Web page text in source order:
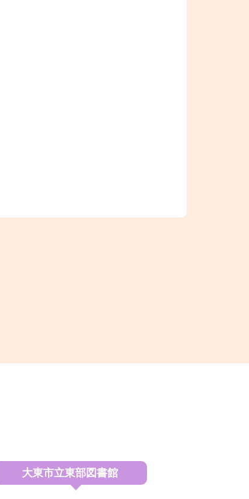
大東市立東部図書館